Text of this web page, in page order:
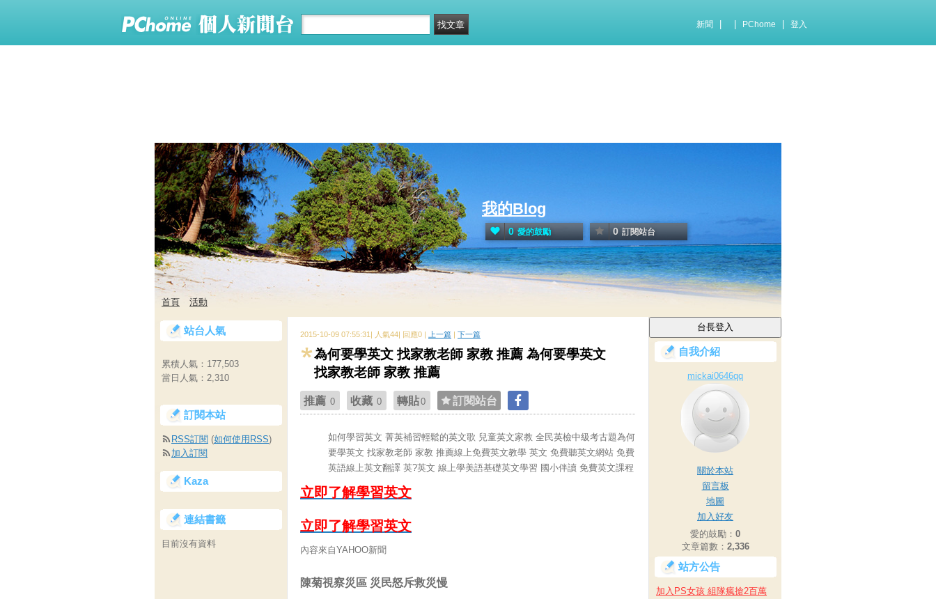
新聞 PChome 登入
我的Blog
0 愛的鼓勵 0 訂閱站台
首頁 活動
2015-10-09 07:55:31| 人氣44| 回應0 | 上一篇 | 下一篇
為何要學英文 找家教老師 家教 推薦 為何要學英文
找家教老師 家教 推薦
推薦 0 收藏 0 轉貼0 訂閱站台
如何學習英文 菁英補習輕鬆的英文歌 兒童英文家教 全民英檢中級考古題為何
要學英文 找家教老師 家教 推薦線上免費英文教學 英文 免費聽英文網站 免費
英語線上英文翻譯 英?英文 線上學美語基礎英文學習 國小伴讀 免費英文課程
立即了解學習英文
立即了解學習英文
內容來自YAHOO新聞
陳菊視察災區 災民怒斥救災慢
自我介紹
mickai0646qq
關於本站
留言板
地圖
加入好友
愛的鼓勵： 0
文章篇數： 2,336
站方公告
加入PS女孩 組隊瘋搶2百萬
站台人氣
累積人氣： 177,503
當日人氣： 2,310
訂閱本站
RSS訂閱 (如何使用RSS)
加入訂閱
Kaza
連結書籤
目前沒有資料